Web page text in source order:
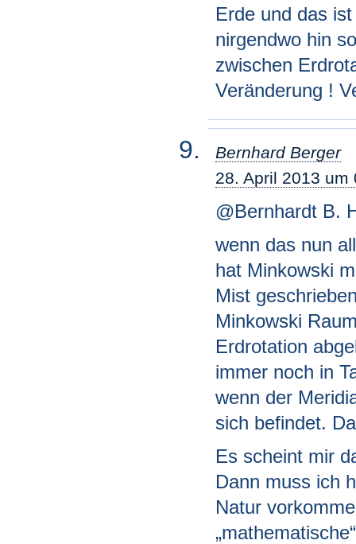
Erde und das
nirgendwo hin
zwischen
Veränderung !
Bernhard Berger
28. April 2013 um
@Bernhardt B.
wenn das nun
hat Minkowski
Mist
Minkowski
Erdrotation
immer noch in
wenn der
sich befindet.
Es scheint mir
Dann muss ich
Natur